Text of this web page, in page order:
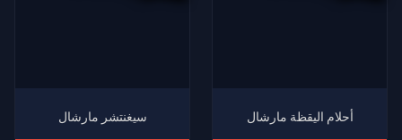
سيغنتشر مارشال أحلام اليقظة مارشال